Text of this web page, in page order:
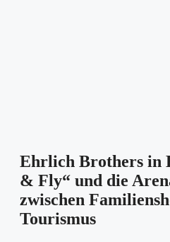
Ehrlich Brothers in
& Fly“ und die
zwischen
Tourismus